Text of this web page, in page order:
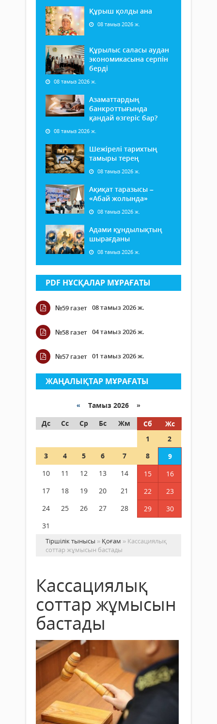
Құрыш қолды ана
08 тамыз 2026 ж.
Құрылыс саласы аудан
экономикасына серпін
берді
08 тамыз 2026 ж.
Азаматтардың
банкроттығында
қандай өзгеріс бар?
08 тамыз 2026 ж.
Шежірелі тарихтың
тамыры терең
08 тамыз 2026 ж.
Ақиқат таразысы –
«Абай жолында»
08 тамыз 2026 ж.
Адами құндылықтың
шырағданы
08 тамыз 2026 ж.
PDF НҰСҚАЛАР МҰРАҒАТЫ
№59 газет 08 тамыз 2026 ж.
№58 газет 04 тамыз 2026 ж.
№57 газет 01 тамыз 2026 ж.
ЖАҢАЛЫҚТАР МҰРАҒАТЫ
« Тамыз 2026 »
Дс
Сс Ср Бс Жм Сб
Жс
1
2
3
4 5 6 7 8
9
10
11 12 13 14 15
16
17
18 19 20 21 22
23
24
25 26 27 28 29
30
31
Тіршілік тынысы » Қоғам » Кассациялық
соттар жұмысын бастады
Кассациялық
соттар жұмысын
бастады